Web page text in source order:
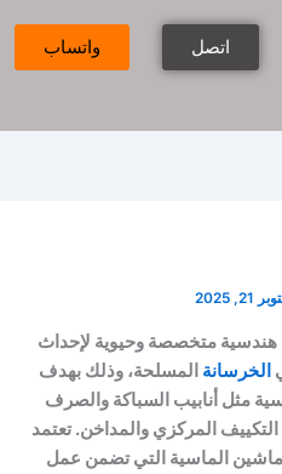
واتساب
متخصصة وحيوية لإحداث
المسلحة، وذلك بهدف
أنابيب السباكة والصرف
المركزي والمداخن. تعتمد
الماسية التي تضمن عمل